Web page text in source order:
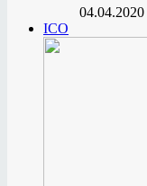
04.04.2020
ICO